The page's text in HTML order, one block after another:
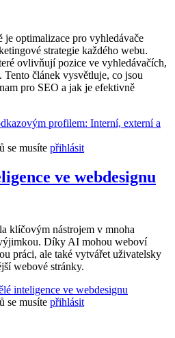
je optimalizace pro vyhledávače
strategie každého webu.
ovlivňují pozice ve vyhledávačích,
článek vysvětluje, co jsou
pro SEO a jak je efektivně
profilem: Interní, externí a
se musíte přihlásit
ve webdesignu
klíčovým nástrojem v mnoha
Díky AI mohou weboví
práci, ale také vytvářet uživatelsky
webové stránky.
inteligence ve webdesignu
se musíte přihlásit